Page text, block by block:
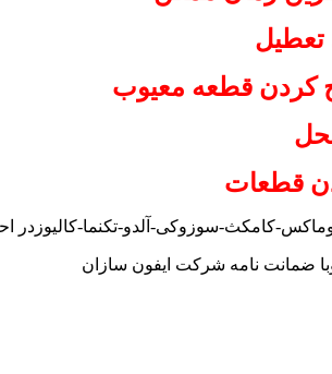
تعطیل
کردن قطعه معیوب
قطعات
کامکث-سوزوکی-آلدو-تکنما-کالیوزدر
ضمانت نامه شرکت ایفون سازان